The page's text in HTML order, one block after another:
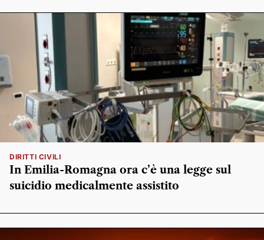
DIRITTI CIVILI
In Emilia-Romagna ora c’è una legge sul
suicidio medicalmente assistito